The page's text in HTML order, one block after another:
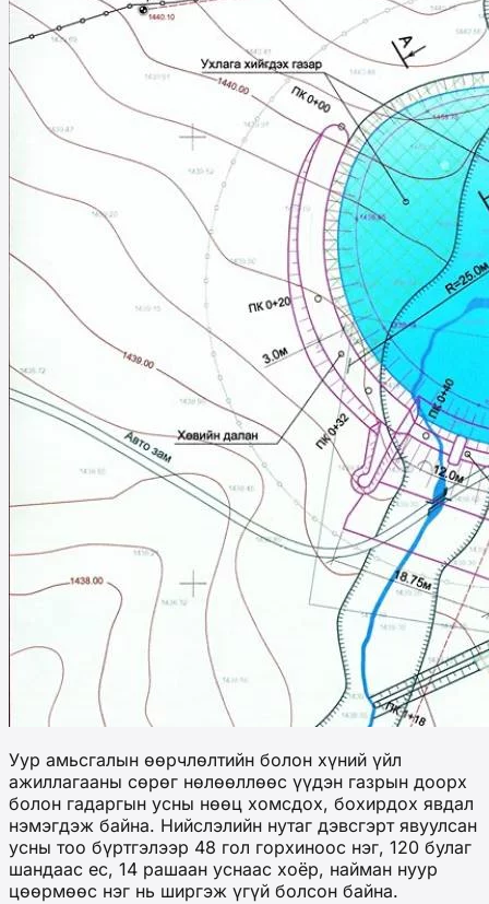
Уур амьсгалын өөрчлөлтийн болон хүний үйл
ажиллагааны сөрөг нөлөөллөөс үүдэн газрын доорх
болон гадаргын усны нөөц хомсдох, бохирдох явдал
нэмэгдэж байна. Нийслэлийн нутаг дэвсгэрт явуулсан
усны тоо бүртгэлээр 48 гол горхиноос нэг, 120 булаг
шандаас ес, 14 рашаан уснаас хоёр, найман нуур
цөөрмөөс нэг нь ширгэж үгүй болсон байна.